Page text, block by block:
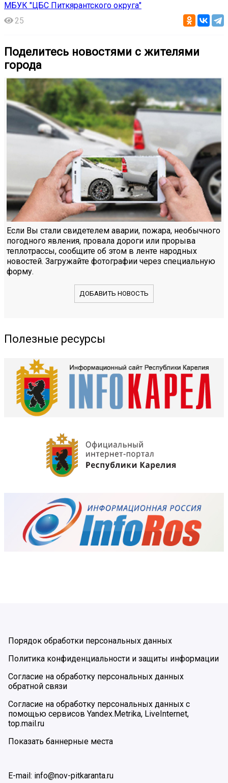
МБУК "ЦБС Питкярантского округа"
25
Поделитесь новостями с жителями
города
Если Вы стали свидетелем аварии, пожара, необычного
погодного явления, провала дороги или прорыва
теплотрассы, сообщите об этом в ленте народных
новостей. Загружайте фотографии через специальную
форму.
ДОБАВИТЬ НОВОСТЬ
Полезные ресурсы
Порядок обработки персональных данных
Политика конфиденциальности и защиты информации
Согласие на обработку персональных данных
обратной связи
Согласие на обработку персональных данных с
помощью сервисов Yandex.Metrika, LiveInternet,
top.mail.ru
Показать баннерные места
E-mail: info@nov-pitkaranta.ru